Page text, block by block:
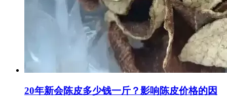
20年新会陈皮多少钱一斤？影响陈皮价格的因